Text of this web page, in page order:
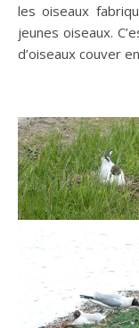
les oiseaux
jeunes oiseaux.
d’oiseaux couver